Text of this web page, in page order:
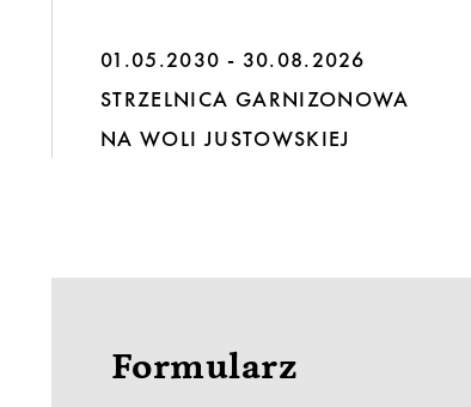
01.05.2030 - 30.08.2026
STRZELNICA GARNIZONOWA
NA WOLI JUSTOWSKIEJ
Formularz